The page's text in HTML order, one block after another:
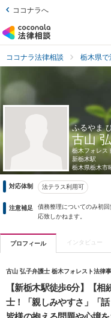
ココナラへ
ココナラ法律相談 栃木県で
ふるやま
古山
栃木フォレス
新栃木駅
栃木県栃木市
対応体制 法テラス利用可
注意補足
債務整理についてのみ初
応致しかねます。
プロフィール インタビュー
古山 弘子弁護士 栃木フォレスト法律
【新栃木駅徒歩6分】【
士！「親しみやすさ」「